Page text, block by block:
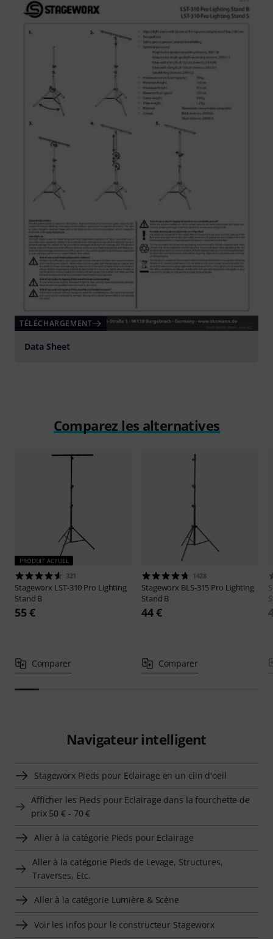
TÉLÉCHARGEMENT
Data Sheet
Comparez les alternatives
PRODUIT ACTUEL
321
Stageworx LST-310 Pro Lighting
Stand B
55 €
Comparer
1428
Stageworx BLS-315 Pro Lighting
Stand B
44 €
Comparer
Navigateur intelligent
Stageworx Pieds pour Eclairage en un clin d'oeil
Afficher les Pieds pour Eclairage dans la fourchette de
prix 50 € - 70 €
Aller à la catégorie Pieds pour Eclairage
Aller à la catégorie Pieds de Levage, Structures,
Traverses, Etc.
Aller à la catégorie Lumière & Scène
Voir les infos pour le constructeur Stageworx